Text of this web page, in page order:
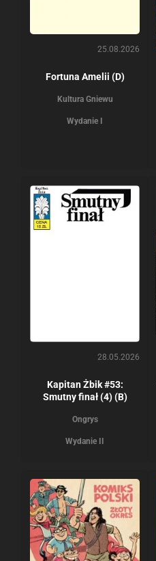
25.08.2026
Fortuna Amelii (D)
Kultura Gniewu
Wydanie I
28.05.2026
Kapitan Żbik #53:
Smutny finał (4) (B)
Ongrys
Wydanie II